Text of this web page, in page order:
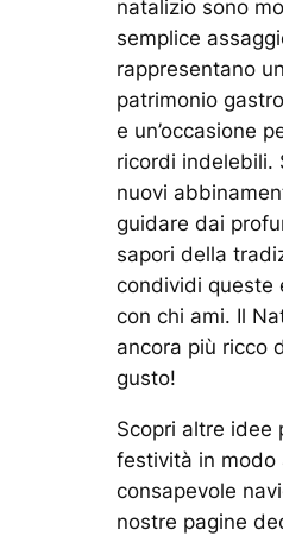
natalizio sono
semplice
rappresentano
patrimonio
e un’occasione
ricordi indelebili.
nuovi
guidare dai
sapori della
condividi queste
con chi ami. Il
ancora più ricco
gusto!
Scopri altre idee
festività in modo
consapevole
nostre pagine